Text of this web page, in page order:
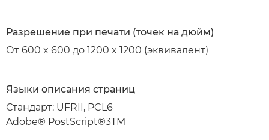
Разрешение при печати (точек на дюйм)
От 600 x 600 до 1200 x 1200 (эквивалент)
Языки описания страниц
Стандарт: UFRII, PCL6
Adobe® PostScript®3TM